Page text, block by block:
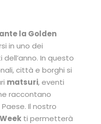
la Golden
in uno dei
In questo
città e borghi si
matsuri, eventi
raccontano
Il nostro
ti permetterà